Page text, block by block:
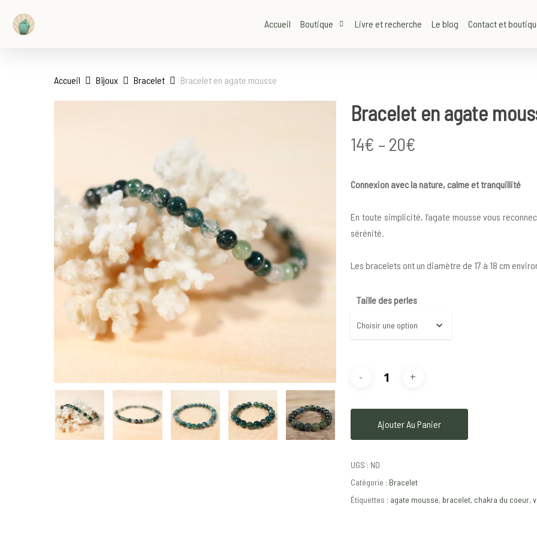
Accueil Boutique Livre et recherche Le blog Contact et
Accueil Bijoux Bracelet Bracelet en agate mousse
Bracelet en agate
14€ – 20€
14€
20€
Connexion avec la nature, calme et tranquillité
En toute simplicité, l’agate mousse vous
sérénité.
Les bracelets ont un diamètre de 17 à 18 cm
Taille des perles
Ajouter Au Panier
UGS : ND
Catégorie : Bracelet
Étiquettes : agate mousse, bracelet, chakra du coeur,